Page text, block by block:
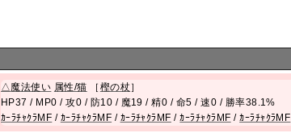
△魔法使い 属性/猫 ［ 樫の杖 ］
HP37 / MP0 / 攻0 / 防10 / 魔19 / 精0 / 命5 / 速0 / 勝率38.1%
ｶｰﾗﾁｬｸﾗMF / ｶｰﾗﾁｬｸﾗMF / ｶｰﾗﾁｬｸﾗMF /ｶｰﾗﾁｬｸﾗMF /ｶｰﾗﾁｬｸﾗMF